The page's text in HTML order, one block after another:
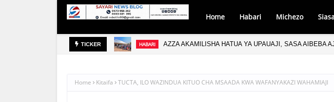
Home Habari Michezo
TICKER HABARI AZZA AKAMILISHA HATUA YA UPAUAJI, SASA AIBEBA
Home Kitaifa TUCTA, ILO WAZINDUA KITUO CHA MSAADA KWA WAFANYAKAZI WAHAMIAJI